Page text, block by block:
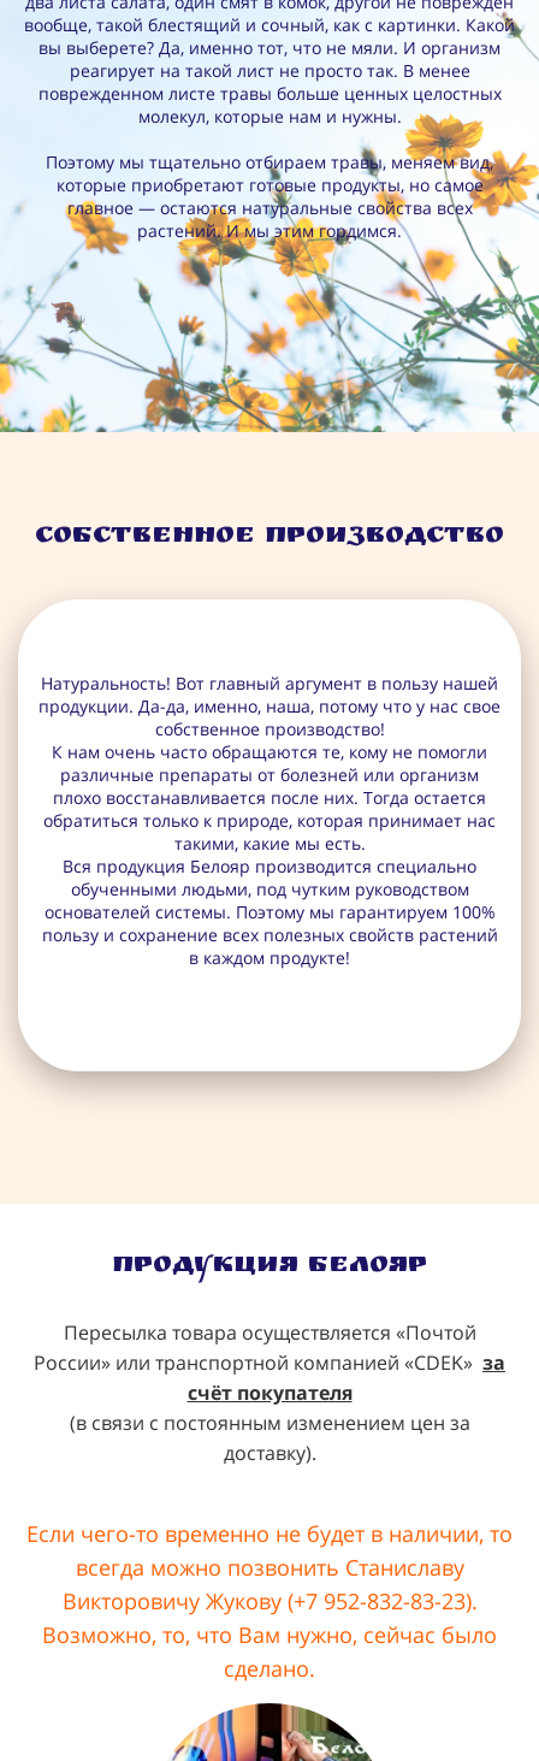
вообще, такой блестящий и сочный, как с картинки. Какой
вы выберете? Да, именно тот, что не мяли. И организм
реагирует на такой лист не просто так. В менее
поврежденном листе травы больше ценных целостных
молекул, которые нам и нужны.
Поэтому мы тщательно отбираем травы, меняем вид,
которые приобретают готовые продукты, но самое
главное — остаются натуральные свойства всех
растений. И мы этим гордимся.
Собственное производство
Натуральность! Вот главный аргумент в пользу нашей
продукции. Да-да, именно, наша, потому что у нас свое
собственное производство!
К нам очень часто обращаются те, кому не помогли
различные препараты от болезней или организм
плохо восстанавливается после них. Тогда остается
обратиться только к природе, которая принимает нас
такими, какие мы есть.
Вся продукция Белояр производится специально
обученными людьми, под чутким руководством
основателей системы. Поэтому мы гарантируем 100%
пользу и сохранение всех полезных свойств растений
в каждом продукте!
Продукция Белояр
Пересылка товара осуществляется «Почтой
России» или транспортной компанией «CDEK» за
счёт покупателя
(в связи с постоянным изменением цен за
доставку).
Если чего-то временно не будет в наличии, то
всегда можно позвонить Станиславу
Викторовичу Жукову (+7 952-832-83-23).
Возможно, то, что Вам нужно, сейчас было
сделано.